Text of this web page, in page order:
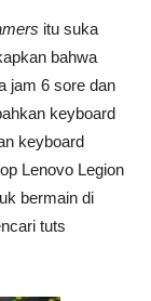
itu suka
bahwa
jam 6 sore dan
keyboard
keyboard
Lenovo Legion
bermain di
tuts